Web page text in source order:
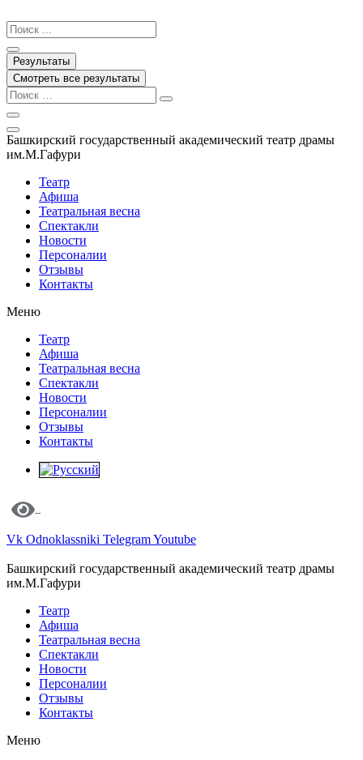
к
содержимому
Search
...
Результаты
Смотреть все результаты
Башкирский государственный академический театр драмы
им.М.Гафури
Театр
Афиша
Театральная весна
Спектакли
Новости
Персоналии
Отзывы
Контакты
Меню
Театр
Афиша
Театральная весна
Спектакли
Новости
Персоналии
Отзывы
Контакты
Vk Odnoklassniki TelegramYoutube
Башкирский государственный академический театр драмы
им.М.Гафури
Театр
Афиша
Театральная весна
Спектакли
Новости
Персоналии
Отзывы
Контакты
Меню